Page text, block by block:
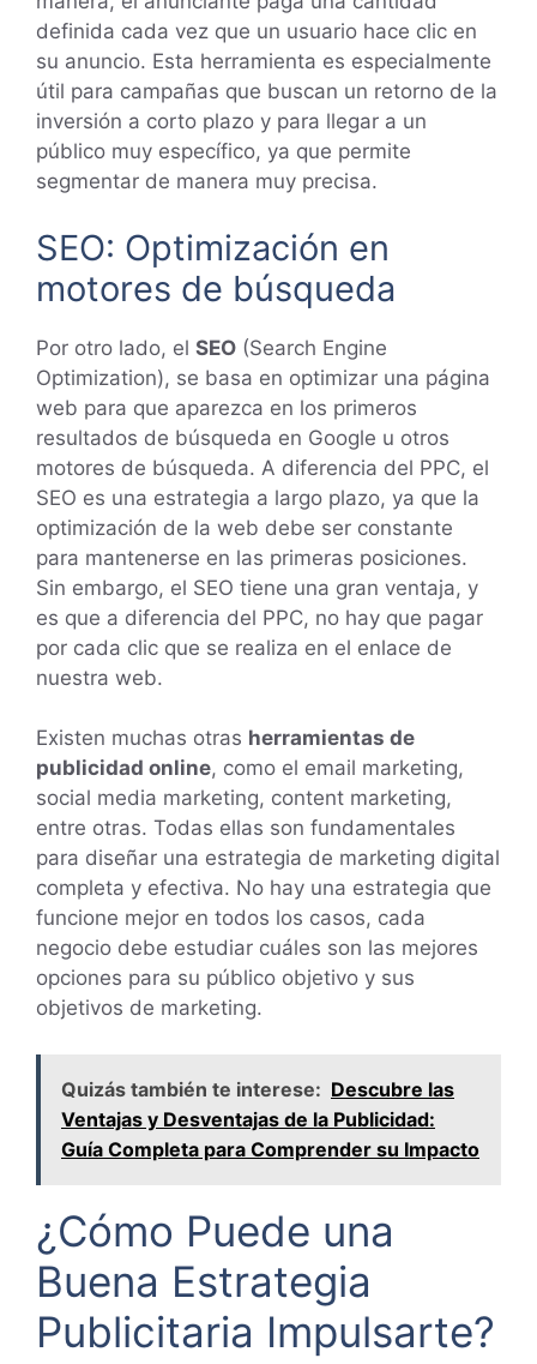
definida cada vez que un usuario hace clic en
su anuncio. Esta herramienta es especialmente
útil para campañas que buscan un retorno de la
inversión a corto plazo y para llegar a un
público muy específico, ya que permite
segmentar de manera muy precisa.
SEO: Optimización en
motores de búsqueda
Por otro lado, el SEO (Search Engine
Optimization), se basa en optimizar una página
web para que aparezca en los primeros
resultados de búsqueda en Google u otros
motores de búsqueda. A diferencia del PPC, el
SEO es una estrategia a largo plazo, ya que la
optimización de la web debe ser constante
para mantenerse en las primeras posiciones.
Sin embargo, el SEO tiene una gran ventaja, y
es que a diferencia del PPC, no hay que pagar
por cada clic que se realiza en el enlace de
nuestra web.
Existen muchas otras herramientas de
publicidad online, como el email marketing,
social media marketing, content marketing,
entre otras. Todas ellas son fundamentales
para diseñar una estrategia de marketing digital
completa y efectiva. No hay una estrategia que
funcione mejor en todos los casos, cada
negocio debe estudiar cuáles son las mejores
opciones para su público objetivo y sus
objetivos de marketing.
Quizás también te interese: Descubre las
Ventajas y Desventajas de la Publicidad:
Guía Completa para Comprender su Impacto
¿Cómo Puede una
Buena Estrategia
Publicitaria Impulsarte?